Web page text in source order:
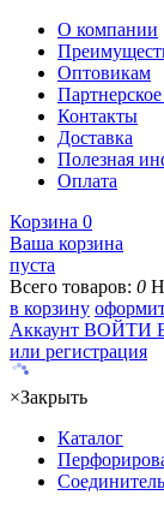
О компании
Оптовикам
Контакты
Доставка
Полезная
Оплата
Корзина 0
Ваша корзина
пуста
Всего товаров: 0
в корзину
Аккаунт ВОЙТИ
или регистрация
×Закрыть
Каталог